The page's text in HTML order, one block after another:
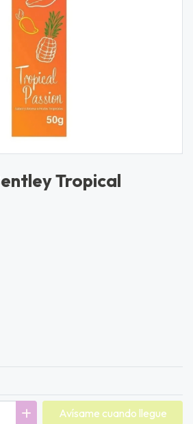
Tropical
Avísame cuando llegue